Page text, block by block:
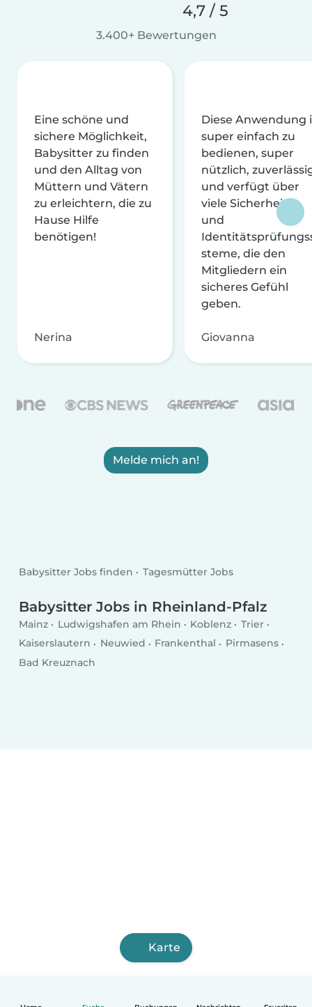
4,7 / 5
3.400+ Bewertungen
Eine schöne und
sichere Möglichkeit,
Babysitter zu finden
und den Alltag von
Müttern und Vätern
zu erleichtern, die zu
Hause Hilfe
benötigen!
Nerina
Diese Anwendung
super einfach zu
bedienen, super
nützlich,
und verfügt über
viele Sicherheits-
und
steme, die den
Mitgliedern ein
sicheres Gefühl
geben.
Giovanna
Melde mich an!
Babysitter Jobs finden Tagesmütter Jobs
Babysitter Jobs in Rheinland-Pfalz
Mainz Ludwigshafen am Rhein Koblenz
Trier
Kaiserslautern
Neuwied Frankenthal
Pirmasens
Bad Kreuznach
Karte